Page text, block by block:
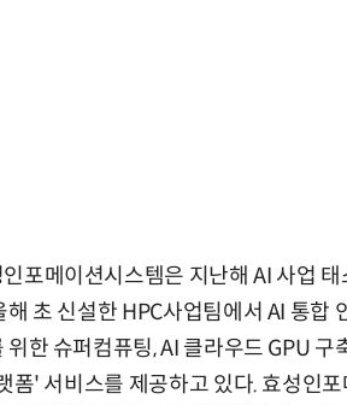
포메이션시스템은 지난해 AI 사업
해 초 신설한 HPC사업팀에서 AI 통합
위한 슈퍼컴퓨팅, AI 클라우드 GPU
폼' 서비스를 제공하고 있다. 효성인